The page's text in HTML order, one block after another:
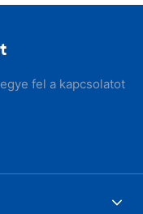
fel a kapcsolatot